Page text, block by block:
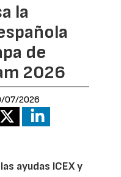
la
de
2026
07/2026
ayudas ICEX y